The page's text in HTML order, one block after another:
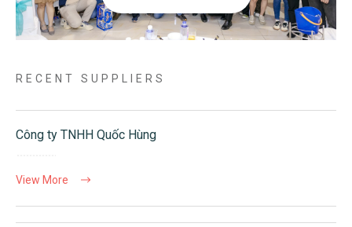
RECENT SUPPLIERS
Công ty TNHH Quốc Hùng
View More